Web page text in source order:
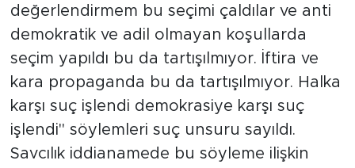
değerlendirmem bu seçimi çaldılar ve anti
demokratik ve adil olmayan koşullarda
seçim yapıldı bu da tartışılmıyor. İftira ve
kara propaganda bu da tartışılmıyor. Halka
karşı suç işlendi demokrasiye karşı suç
işlendi" söylemleri suç unsuru sayıldı.
Savcılık iddianamede bu söyleme ilişkin